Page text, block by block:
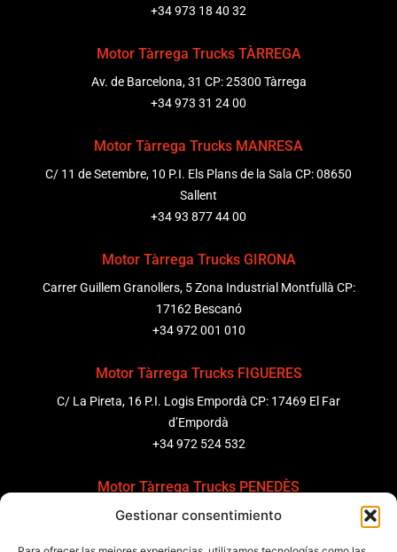
Gestionar consentimiento
+34 973 18 40 32
Motor Tàrrega Trucks TÀRREGA
Av. de Barcelona, 31 CP: 25300 Tàrrega
+34 973 31 24 00
Motor Tàrrega Trucks MANRESA
C/ 11 de Setembre, 10 P.I. Els Plans de la Sala CP: 08650
Sallent
+34 93 877 44 00
Motor Tàrrega Trucks GIRONA
Carrer Guillem Granollers, 5 Zona Industrial Montfullà CP:
17162 Bescanó
+34 972 001 010
Motor Tàrrega Trucks FIGUERES
C/ La Pireta, 16 P.I. Logis Empordà CP: 17469 El Far
d’Empordà
+34 972 524 532
Motor Tàrrega Trucks PENEDÈS
C/ Ponent 8, Pol. Ind. Sant Pere Molanta, CP: 08799